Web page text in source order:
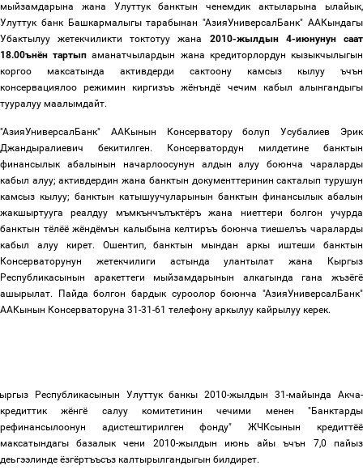
мыйзамдарына жана Улуттук банктын ченемдик актыларына ылайык,
Улуттук банк Башкармалыгы тарабынан "АзияУниверсалБанк" ААКындагы
Убактылуу жетекчиликти токтотуу жана 2010-жылдын 4-июнунун саат
18.00ънён тартып аманатчылардын жана кредиторлордун кызыкчылыгын
коргоо максатында активдерди сактоону камсыз кылуу ъчън
консервациялоо режимин киргизъъ жёнъндё чечим кабыл алынгандыгы
тууралуу маалымдайт.
"АзияУниверсалБанк" ААКынын Консерватору болуп Усубалиев Эрик
Джандыралиевич бекитилген. Консерватордун
милдетине
банктын
финансылык
абалынын начарлоосунун алдын алуу боюнча
чараларды
кабыл алуу; активдердин жана банктын документтеринин сакталып турушун
камсыз кылуу; банктын катышуучуларынын банктын финансылык абалын
жакшыртууга
реалдуу мъмкънчълъктёръ жана ниеттери болгон
учурда
банктын тёлёё жёндёмън калыбына келтиръъ боюнча тиешелъъ чараларды
кабыл
алуу кирет. Ошентип,банктын мындан аркы иштеши
банктын
Консерваторунун
жетекчилиги астында улантылат жана
Кыргыз
Республикасынын
аракеттеги мыйзамдарынын алкагында гана
жъзёгё
ашырылат. Пайда болгон бардык суроолор боюнча "АзияУниверсалБанк"
ААКынын Консерваторуна 31-31-61 телефону аркылуу кайрылуу керек.
Республикасынын Улуттук банкы 2010-жылдын 31-майында Акча-
кредиттик
жёнгё салуу комитетинин чечими менен "Банктарды
рефинансылоонун
адистештирилген фонду"ЖЧКсынын
кредиттёё
максатындагы
базалык чени 2010-жылдын июнь айы ъчън
7,0 пайыз
деьгээлинде ёзгёртъъсъз калтырылгандыгын билдирет.